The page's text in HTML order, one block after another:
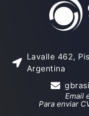
Lavalle 462,
Argentina
Email
Para enviar